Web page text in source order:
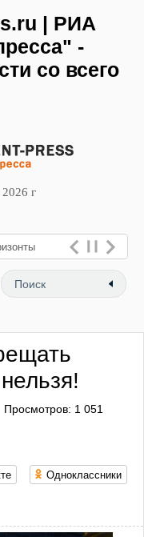
| РИА
-
со всего
2026 г
центр
Просмотров: 1 051
Одноклассники